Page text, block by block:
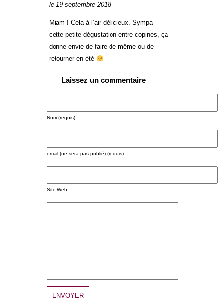
le 19 septembre 2018
Miam ! Cela à l’air délicieux. Sympa
cette petite dégustation entre copines, ça
donne envie de faire de même ou de
retourner en été
Laissez un commentaire
Nom (requis)
email (ne sera pas publié) (requis)
Site Web